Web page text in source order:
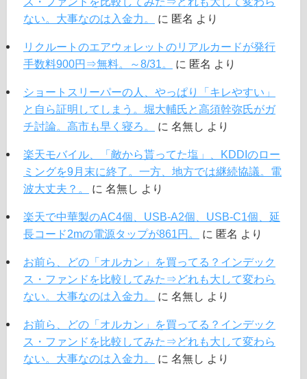
ない。大事なのは入金力。
に 匿名 より
リクルートのエアウォレットのリアルカードが発行
手数料900円⇒無料。～8/31。
に 匿名 より
ショートスリーパーの人、やっぱり「キレやすい」
と自ら証明してしまう。堀大輔氏と高須幹弥氏がガ
チ討論。高市も早く寝ろ。
に 名無し より
楽天モバイル、「敵から貰ってた塩」、KDDIのロー
ミングを9月末に終了。一方、地方では継続協議。電
波大丈夫？。
に 名無し より
楽天で中華製のAC4個、USB-A2個、USB-C1個、延
長コード2mの電源タップが861円。
に 匿名 より
お前ら、どの「オルカン」を買ってる？インデック
ス・ファンドを比較してみた⇒どれも大して変わら
ない。大事なのは入金力。
に 名無し より
お前ら、どの「オルカン」を買ってる？インデック
ス・ファンドを比較してみた⇒どれも大して変わら
ない。大事なのは入金力。
に 名無し より